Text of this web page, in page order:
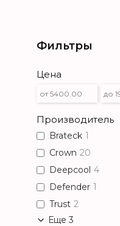
Фильтры
Цена
Производитель
Brateck 1
Crown 20
Deepcool 4
Defender 1
Trust 2
Еще 3